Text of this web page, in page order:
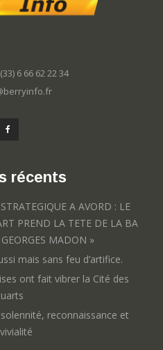
6 66 62 22 34
récents
A AVORD : LE
PREND LA TETE DE LA BA
MADON »
mais sans feu d’artifice.
ont fait vibrer la Cité des
reconnaissance et